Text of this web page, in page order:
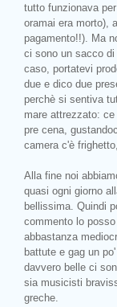
tutto funzionava
oramai era morto),
pagamento!!). Ma
ci sono un sacco
caso, portatevi
due e dico due
perchè si sentiva
mare attrezzato:
pre cena,
camera c'è
Alla fine noi
quasi ogni giorno
bellissima. Quindi
commento lo
abbastanza
battute e gag un
davvero belle ci
sia musicisti
greche.